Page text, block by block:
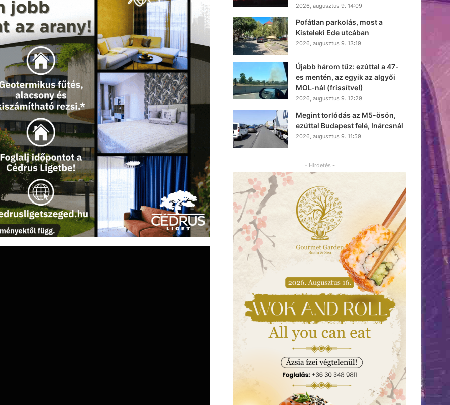
2026, augusztus 9. 14:09
Pofátlan parkolás, most a
Kisteleki Ede utcában
2026, augusztus 9. 13:19
Újabb három tűz: ezúttal a 47-
es mentén, az egyik az algyői
MOL-nál (frissítve!)
2026, augusztus 9. 12:29
Megint torlódás az M5-ösön,
ezúttal Budapest felé, Inárcsnál
2026, augusztus 9. 11:59
- Hirdetés -